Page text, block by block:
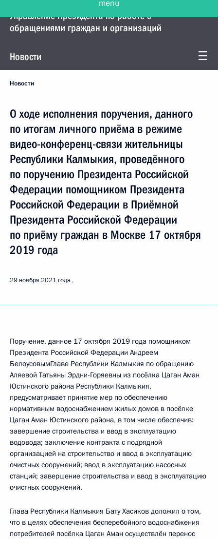
Управление Президента по работе с
обращениями граждан и организаций
Новости
Новости
О ходе исполнения поручения, данного
по итогам личного приёма в режиме
видео-конференц-связи жительницы
Республики Калмыкия, проведённого
по поручению Президента Российской
Федерации помощником Президента
Российской Федерации в Приёмной
Президента Российской Федерации
по приёму граждан в Москве 17 октября
2019 года
29 ноября 2021 года
Поручение, данное 17 октября 2019 года помощником
Президента Российской Федерации Андреем
БелоусовымГлаве Республики Калмыкия по обращению
Аляевой Татьяны Эрдни-Горяевны из посёлка Цаган Аман
Юстинского района Республики Калмыкия,
предусматривает принятие мер по обеспечению
нормативным водоснабжением жилых домов в посёлке
Цаган Аман Юстинского района, в том числе обеспечив:
завершение строительства и ввод в эксплуатацию
водовода; заключение контракта с подрядной
организацией на строительство и ввод в эксплуатацию
очистных сооружений; ввод в эксплуатацию насосных
станций; завершение строительства и ввод в эксплуатацию
очистных сооружений.
Глава Республики Калмыкия Бату Хасиков доложил о том,
что в целях обеспечения бесперебойного водоснабжения
потребителей посёлка Цаган Аман осуществлён перенос